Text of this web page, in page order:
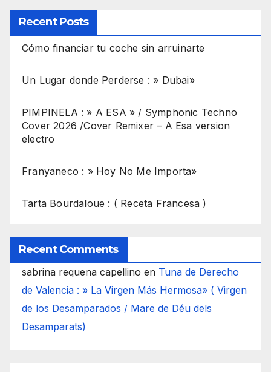
Recent Posts
Cómo financiar tu coche sin arruinarte
Un Lugar donde Perderse : » Dubai»
PIMPINELA : » A ESA » / Symphonic Techno
Cover 2026 /Cover Remixer – A Esa version
electro
Franyaneco : » Hoy No Me Importa»
Tarta Bourdaloue : ( Receta Francesa )
Recent Comments
sabrina requena capellino en Tuna de Derecho
de Valencia : » La Virgen Más Hermosa» ( Virgen
de los Desamparados / Mare de Déu dels
Desamparats)